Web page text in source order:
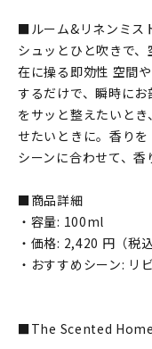
■ルーム&リネンミス
シュッとひと吹きで
在に操る即効性 空間
するだけで、瞬時に
をサッと整えたいと
せたいときに。香り
シーンに合わせて、香
■商品詳細
・容量: 100ml
・価格: 2,420 円（税込
・おすすめシーン: リ
■The Scented Home